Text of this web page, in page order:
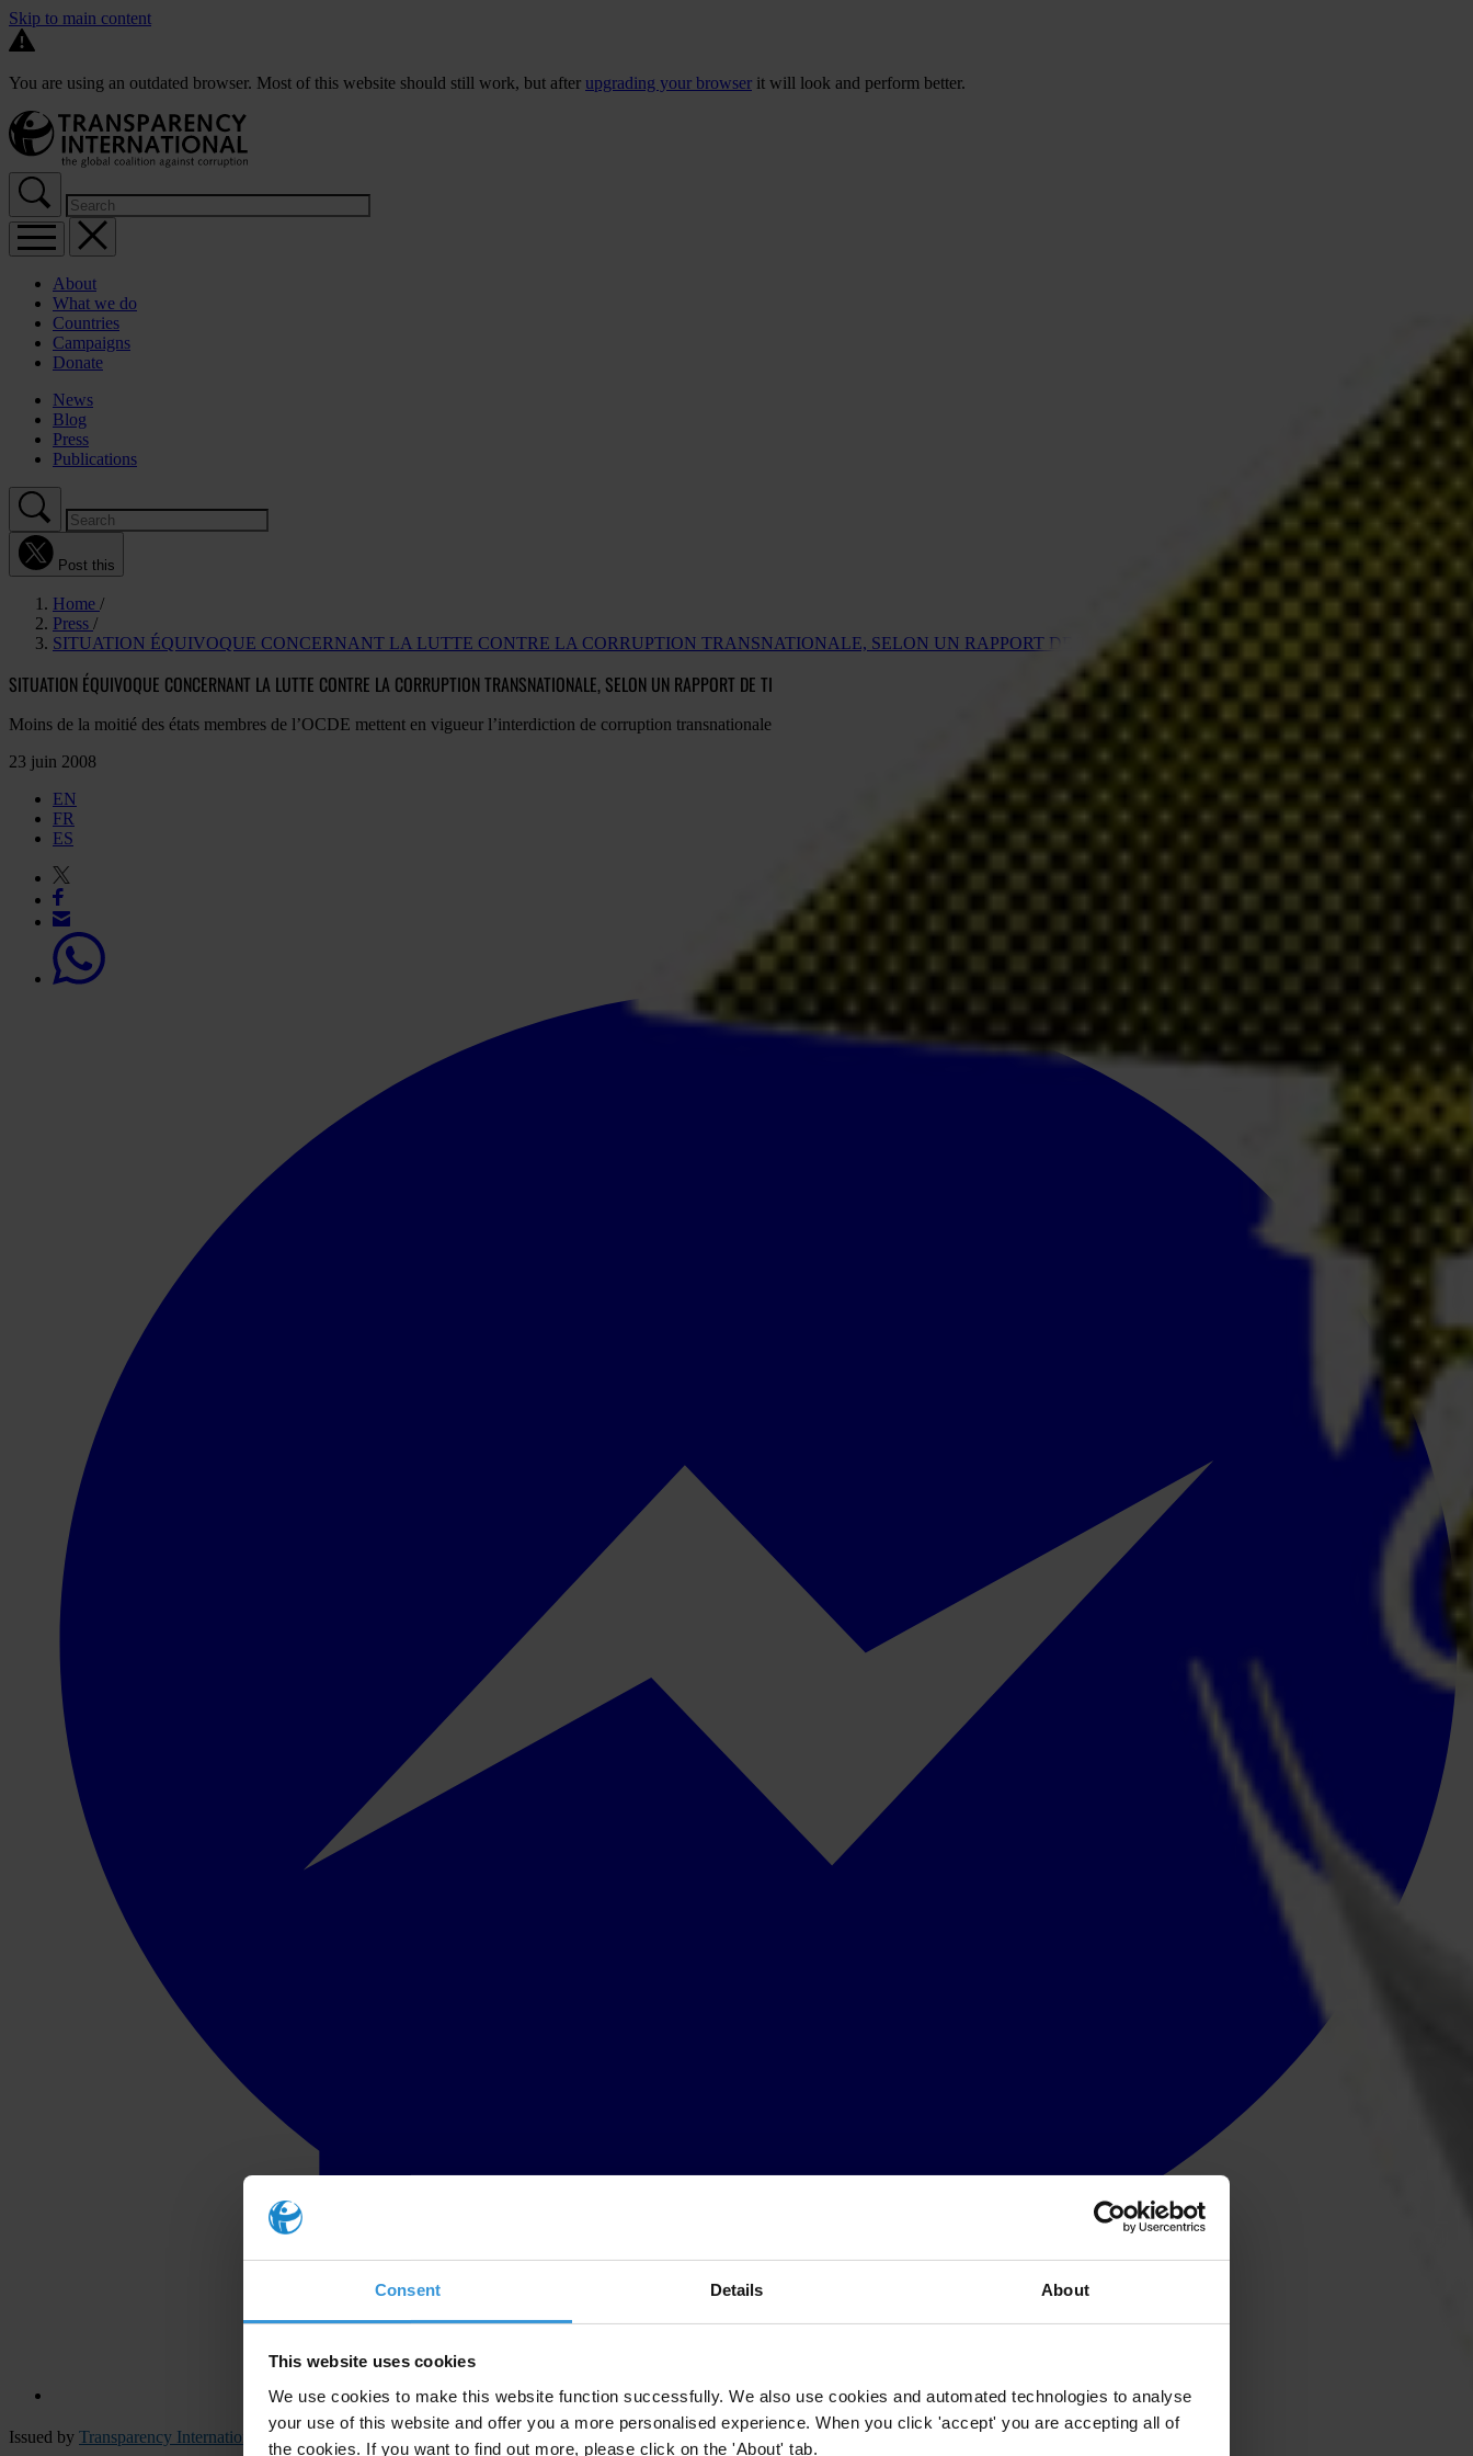
Consent Details About
This website uses cookies
We use cookies to make this website function successfully. We also use cookies and automated technologies to analyse
your use of this website and offer you a more personalised experience. When you click 'accept' you are accepting all of
the cookies. If you want to find out more, please click on the 'About' tab.
Skip to main content
You are using an outdated browser. Most of this website should still work, but after upgrading your browser it will look and perform better.
About
What we do
Countries
Campaigns
Donate
News
Blog
Press
Publications
Post this
Home
Press
SITUATION ÉQUIVOQUE CONCERNANT LA LUTTE CONTRE LA CORRUPTION TRANSNATIONALE, SELON UN RAPPORT DE TI
SITUATION ÉQUIVOQUE CONCERNANT LA LUTTE CONTRE LA CORRUPTION TRANSNATIONALE, SELON UN RAPPORT DE TI
Moins de la moitié des états membres de l’OCDE mettent en vigueur l’interdiction de corruption transnationale
23 juin 2008
EN
FR
ES
Issued by Transparency International Secretariat